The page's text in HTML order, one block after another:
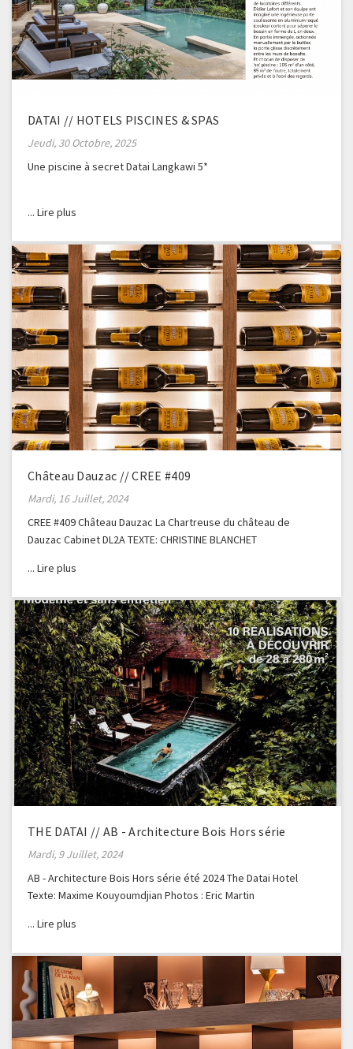
DATAI // HOTELS PISCINES & SPAS
Jeudi, 30 Octobre, 2025
Une piscine à secret Datai Langkawi 5*
Château Dauzac // CREE #409
Mardi, 16 Juillet, 2024
CREE #409 Château Dauzac La Chartreuse du château de
Dauzac Cabinet DL2A TEXTE: CHRISTINE BLANCHET
THE DATAI // AB - Architecture Bois Hors série
Mardi, 9 Juillet, 2024
AB - Architecture Bois Hors série été 2024 The Datai Hotel
Texte: Maxime Kouyoumdjian Photos : Eric Martin